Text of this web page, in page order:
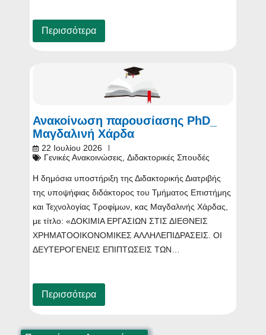
Περισσότερα
Ανακοίνωση παρουσίασης PhD_
Μαγδαλινή Χάρδα
22 Ιουλίου 2026
Γενικές Ανακοινώσεις Διδακτορικές Σπουδές
Η δημόσια υποστήριξη της Διδακτορικής Διατριβής
της υποψήφιας διδάκτορος του Τμήματος Επιστήμης
και Τεχνολογίας Τροφίμων, κας Μαγδαλινής Χάρδας,
με τίτλο: «ΔΟΚΙΜΙΑ ΕΡΓΑΣΙΩΝ ΣΤΙΣ ΔΙΕΘΝΕΙΣ
ΧΡΗΜΑΤΟΟΙΚΟΝΟΜΙΚΕΣ ΑΛΛΗΛΕΠΙΔΡΑΣΕΙΣ. ΟΙ
ΔΕΥΤΕΡΟΓΕΝΕΙΣ ΕΠΙΠΤΩΣΕΙΣ ΤΩΝ…
Περισσότερα